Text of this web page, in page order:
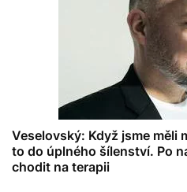
Veselovský: Když jsme měli
to do úplného šílenství. Po
chodit na terapii